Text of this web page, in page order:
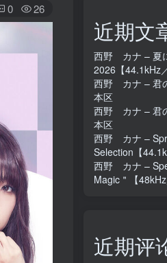
0 26
近期文
西野 カナ – 夏
2026【44.1kHz
西野 カナ – 君
本区
西野 カナ – 君
本区
西野 カナ –
Selection【
西野 カナ –
Magic＂【
近期评